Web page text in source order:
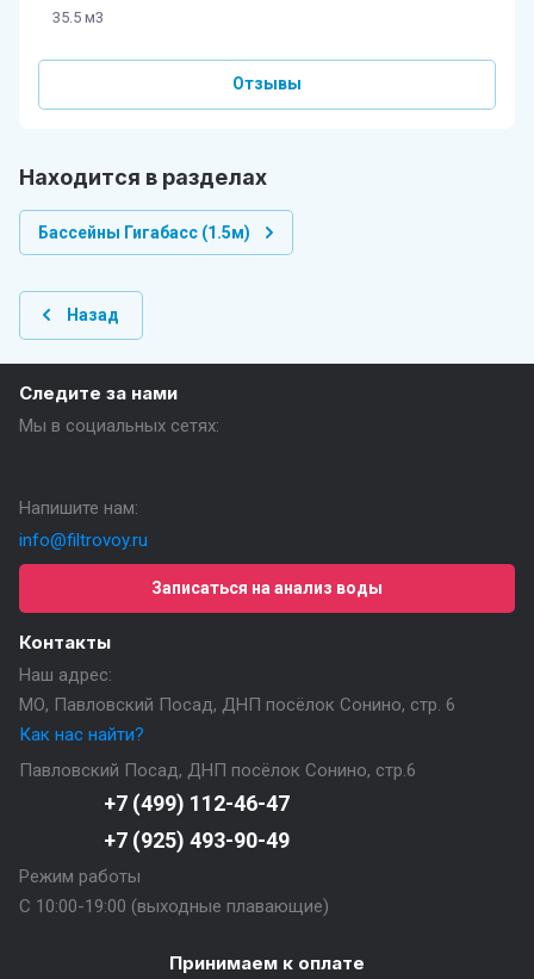
35.5 м3
Отзывы
Находится в разделах
Бассейны Гигабасс (1.5м)
Назад
Контакты
Наш адрес:
МО, Павловский Посад, ДНП посёлок Сонино, стр. 6
Как нас найти?
Павловский Посад, ДНП посёлок Сонино, стр.6
+7 (499) 112-46-47
+7 (925) 493-90-49
Режим работы
С 10:00-19:00 (выходные плавающие)
Следите за нами
Мы в социальных сетях:
Напишите нам:
info@filtrovoy.ru
Записаться на анализ воды
Принимаем к оплате